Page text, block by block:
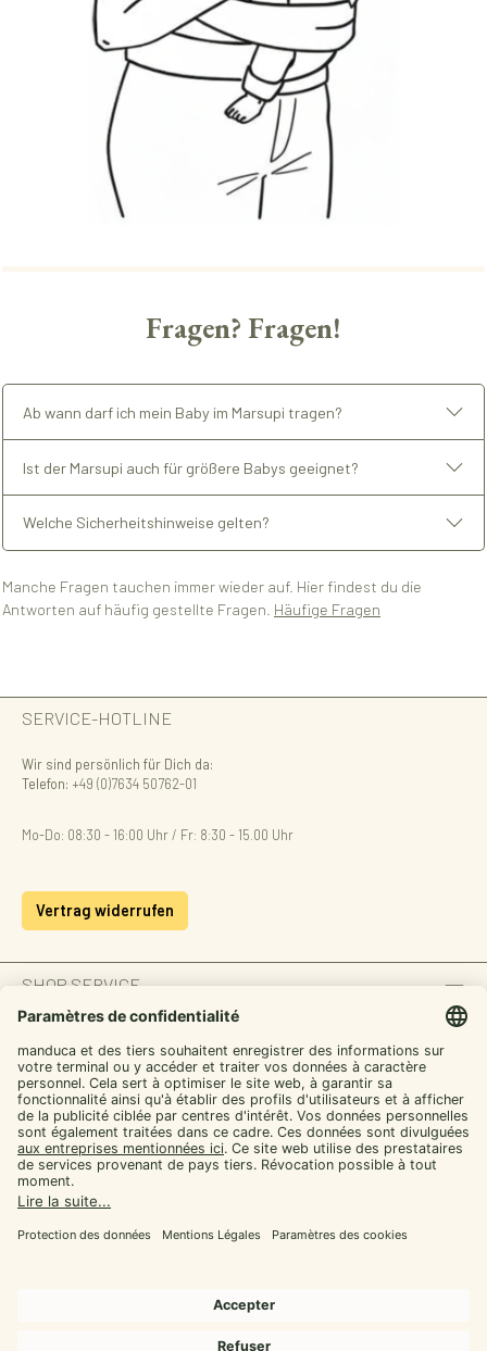
Fragen? Fragen!
Ab wann darf ich mein Baby im Marsupi tragen?
Ist der Marsupi auch für größere Babys geeignet?
Welche Sicherheitshinweise gelten?
Manche Fragen tauchen immer wieder auf. Hier findest du die
Antworten auf häufig gestellte Fragen. Häufige Fragen
SERVICE-HOTLINE
Wir sind persönlich für Dich da:
Telefon: +49 (0)7634 50762-01
Mo-Do: 08:30 - 16:00 Uhr / Fr: 8:30 - 15.00 Uhr
Vertrag widerrufen
SHOP SERVICE
INFORMATION
ZAHLUNGSARTEN
SICHER EINKAUFEN
UNSERE COMMUNITIES
Alle Preise inkl. gesetzl. Mehrwertsteuer zzgl.